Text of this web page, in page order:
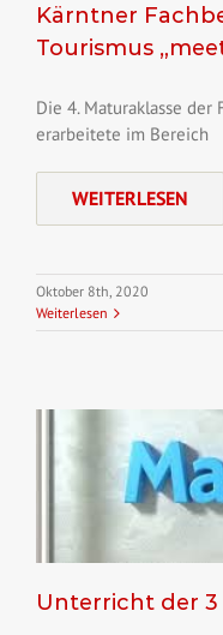
Kärntner
Tourismus
Die 4. Maturaklasse der
erarbeitete im Bereich
WEITERLESEN
Oktober 8th, 2020
Weiterlesen
Unterricht der 3